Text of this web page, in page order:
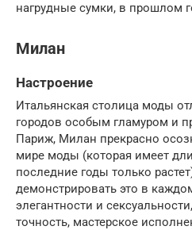
нагрудные сумки, в прошлом
Милан
Настроение
Итальянская столица моды
городов особым гламуром и
Париж, Милан прекрасно
мире моды (которая имеет
последние годы только
демонстрировать это в
элегантности и
точность, мастерское